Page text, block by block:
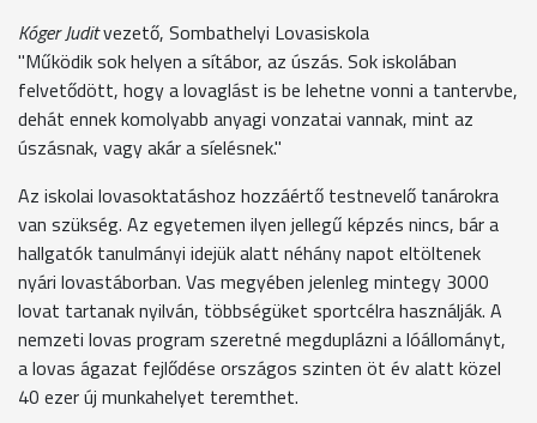
Kóger Juditvezető, Sombathelyi Lovasiskola
"Működik sok helyen a sítábor, az úszás. Sok iskolában
felvetődött, hogy a lovaglást is be lehetne vonni a tantervbe,
dehát ennek komolyabb anyagi vonzatai vannak, mint az
úszásnak, vagy akár a síelésnek."
Az iskolai lovasoktatáshoz hozzáértő testnevelő tanárokra
van szükség. Az egyetemen ilyen jellegű képzés nincs, bár a
hallgatók tanulmányi idejük alatt néhány napot eltöltenek
nyári lovastáborban. Vas megyében jelenleg mintegy 3000
lovat tartanak nyilván, többségüket sportcélra használják. A
nemzeti lovas program szeretné megduplázni a lóállományt,
a lovas ágazat fejlődése országos szinten öt év alatt közel
40 ezer új munkahelyet teremthet.